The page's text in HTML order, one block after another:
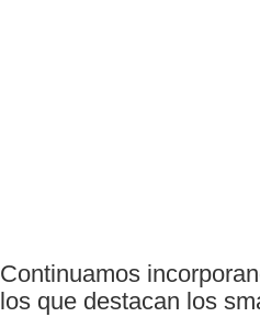
Continuamos
los que destacan los